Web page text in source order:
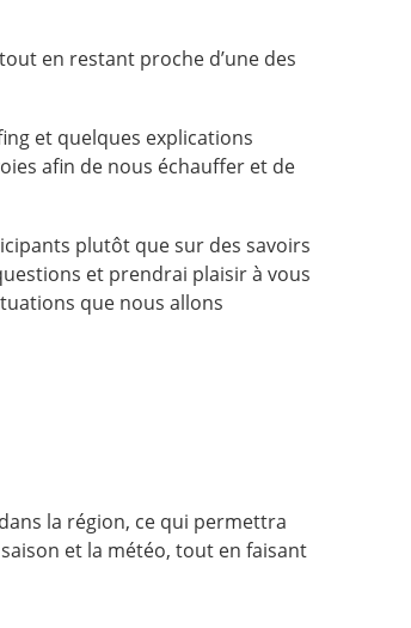
en restant proche d’une des
et quelques explications
afin de nous échauffer et de
plutôt que sur des savoirs
et prendrai plaisir à vous
que nous allons
la région, ce qui permettra
et la météo, tout en faisant